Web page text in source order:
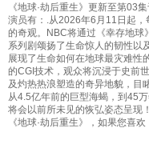
《地球·劫后重生》更新至第03
演员有：.从2026年6月11日起
的奇观。NBC将通过《幸存地球
系列剧颂扬了生命惊人的韧性以
展现了生命如何在地球最灾难性
的CGI技术，观众将沉浸于史前
及灼热热浪塑造的奇异地貌，目
从4.5亿年前的巨型海蝎，到45
将会以前所未见的恢弘姿态呈现
《地球·劫后重生》，如果您喜欢